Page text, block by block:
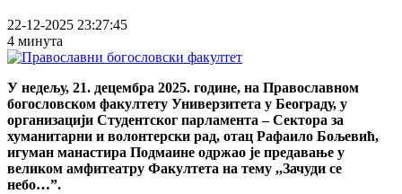
22-12-2025 23:27:45
4 минута
У недељу, 21. децембра 2025. године, на Православном
богословском факултету Универзитета у Београду, у
организацији Студентског парламента – Сектора за
хуманитарни и волонтерски рад, отац Рафаило Бољевић,
игуман манастира Подмаине одржао је предавање у
великом амфитеатру Факултета на тему ,,Зачуди се
небо…”.